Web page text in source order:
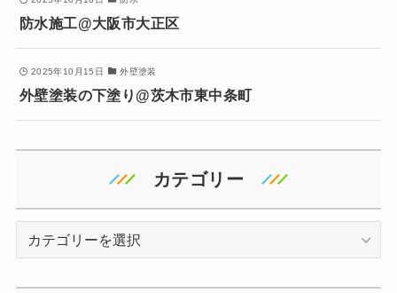
防水施工@大阪市大正区
2025年10月15日 外壁塗装
外壁塗装の下塗り@茨木市東中条町
カテゴリー